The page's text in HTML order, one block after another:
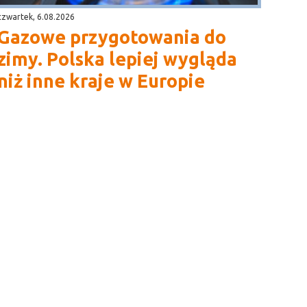
6.08.2026
przygotowania do
Polska lepiej wygląda
inne kraje w Europie